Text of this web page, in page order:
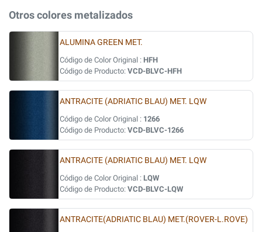
Otros colores metalizados
ALUMINA GREEN MET.
Código de Color Original : HFH
Código de Producto: VCD-BLVC-HFH
ANTRACITE (ADRIATIC BLAU) MET. LQW
Código de Color Original : 1266
Código de Producto: VCD-BLVC-1266
ANTRACITE (ADRIATIC BLAU) MET. LQW
Código de Color Original : LQW
Código de Producto: VCD-BLVC-LQW
ANTRACITE(ADRIATIC BLAU) MET.(ROVER-L.ROVE)